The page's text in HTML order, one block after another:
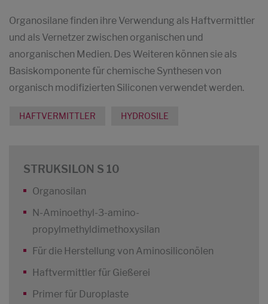
Organosilane finden ihre Verwendung als Haftvermittler
und als Vernetzer zwischen organischen und
anorganischen Medien. Des Weiteren können sie als
Basiskomponente für chemische Synthesen von
organisch modifizierten Siliconen verwendet werden.
HAFTVERMITTLER HYDROSILE
STRUKSILON S 10
Organosilan
N-Aminoethyl-3-amino-
propylmethyldimethoxysilan
Für die Herstellung von Aminosiliconölen
Haftvermittler für Gießerei
Primer für Duroplaste